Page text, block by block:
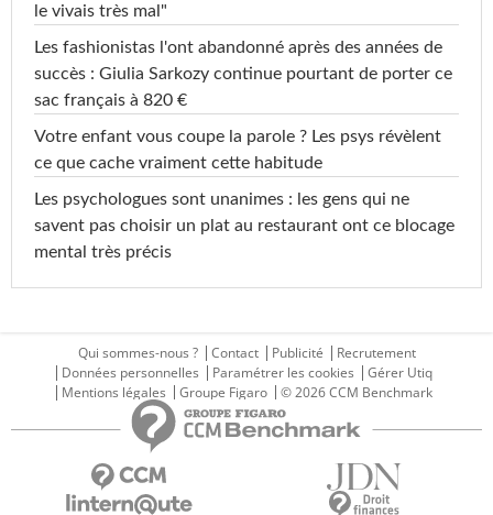
le vivais très mal"
Les fashionistas l'ont abandonné après des années de
succès : Giulia Sarkozy continue pourtant de porter ce
sac français à 820 €
Votre enfant vous coupe la parole ? Les psys révèlent
ce que cache vraiment cette habitude
Les psychologues sont unanimes : les gens qui ne
savent pas choisir un plat au restaurant ont ce blocage
mental très précis
Qui sommes-nous ? Contact Publicité
Recrutement
Données personnelles
Paramétrer les cookies
Gérer Utiq
Mentions légales
Groupe Figaro © 2026 CCM Benchmark